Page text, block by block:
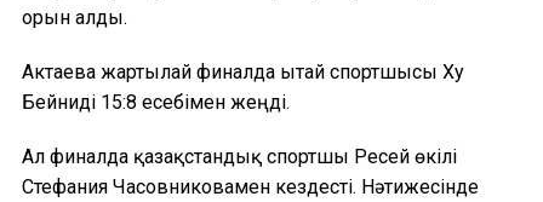
орын алды.
Актаева жартылай финалда Қытай спортшысы Ху
Бейниді 15:8 есебімен жеңді.
Ал финалда қазақстандық спортшы Ресей өкілі
Стефания Часовниковамен кездесті. Нәтижесінде